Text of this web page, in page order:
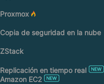
Proxmox
Copia de seguridad en la nube
ZStack
Replicación en tiempo real
Amazon EC2